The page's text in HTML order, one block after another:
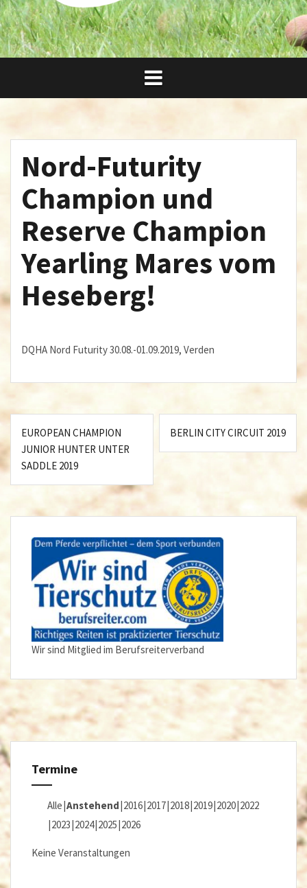
Nord-Futurity
Champion und
Reserve Champion
Yearling Mares vom
Heseberg!
DQHA Nord Futurity 30.08.-01.09.2019, Verden
Beitragsnavigation
EUROPEAN CHAMPION
JUNIOR HUNTER UNTER
SADDLE 2019
BERLIN CITY CIRCUIT 2019
Wir sind Mitglied im Berufsreiterverband
Termine
Alle Anstehend 2016 2017 2018 2019 2020 2022
2023 2024 2025 2026
Keine Veranstaltungen